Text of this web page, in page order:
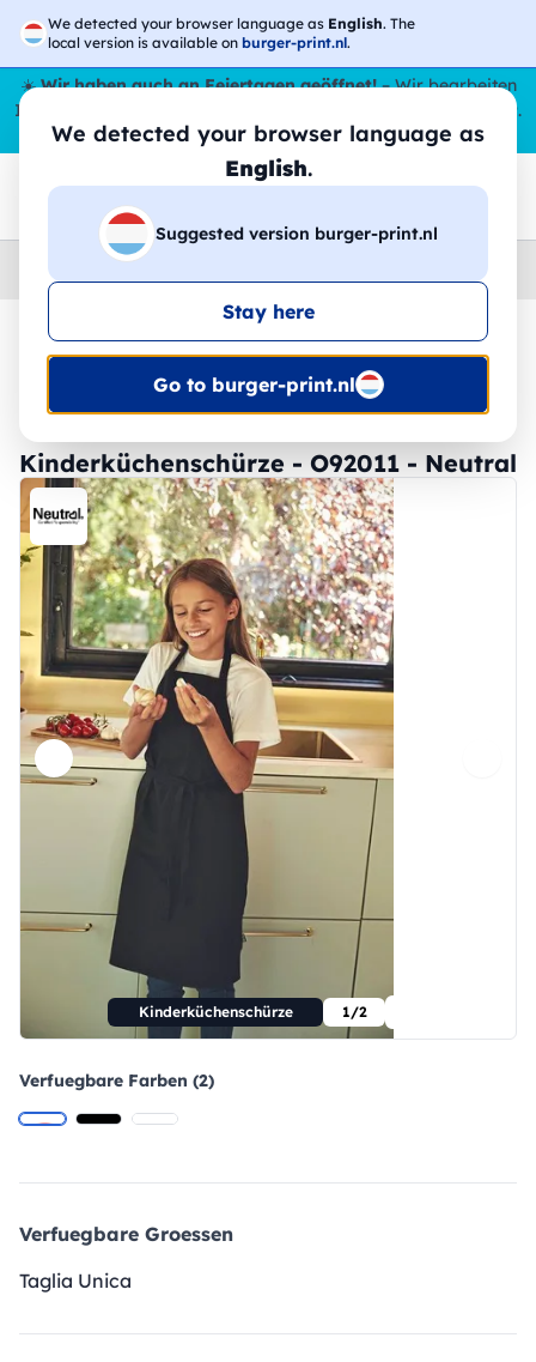
We detected your browser language as English. The
local version is available on burger-print.nl.
We detected your browser language as
English.
Suggested version burger-print.nl
Stay here
Go to burger-print.nl
☀️Wir haben auch an Feiertagen geöffnet!– Wir bearbeiten
Ihre Bestellungen den ganzen Sommer über,
sogar im August.
😎🌴
Home
🔥 -30 % DTF-Druck
Kinderküchenschürze - O92011 - Neutral
Kinderküchenschürze 1/2
Verfuegbare Farben (2)
Verfuegbare Groessen
Taglia Unica